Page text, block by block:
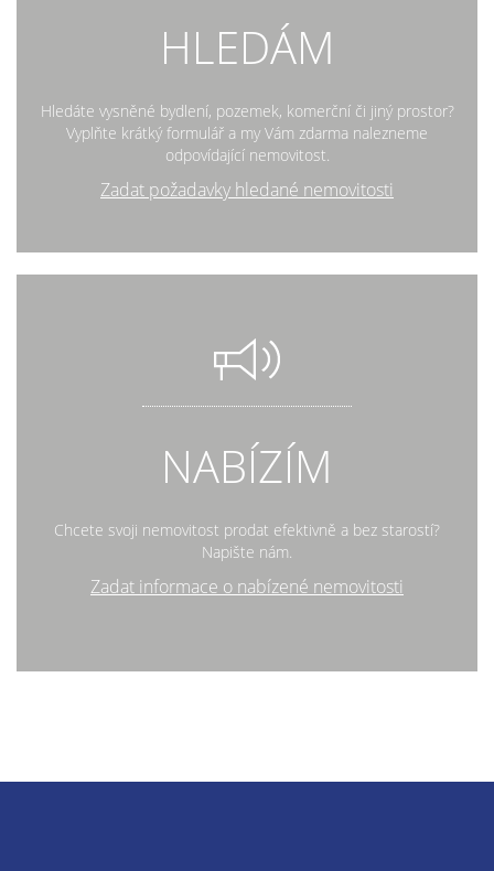
HLEDÁM
Hledáte vysněné bydlení, pozemek, komerční či jiný prostor?
Vyplňte krátký formulář a my Vám zdarma nalezneme
odpovídající nemovitost.
Zadat požadavky hledané nemovitosti
NABÍZÍM
Chcete svoji nemovitost prodat efektivně a bez starostí?
Napište nám.
Zadat informace o nabízené nemovitosti